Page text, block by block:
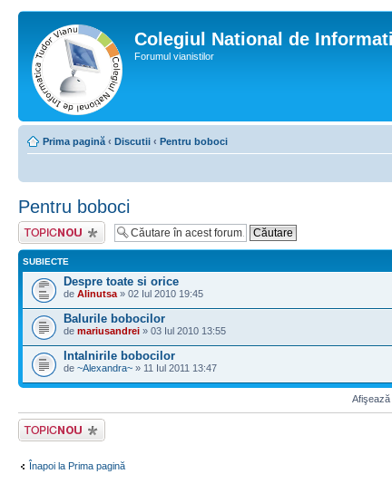
Colegiul National de
Forumul vianistilor
Prima pagină ‹ Discutii ‹ Pentru boboci
Pentru boboci
Scrie un subiect
nou
SUBIECTE
Despre toate si orice
de Alinutsa » 02 Iul 2010 19:45
Balurile bobocilor
de mariusandrei » 03 Iul 2010 13:55
Intalnirile bobocilor
de ~Alexandra~ » 11 Iul 2011 13:47
Afişează
Scrie un subiect
nou
Înapoi la Prima pagină